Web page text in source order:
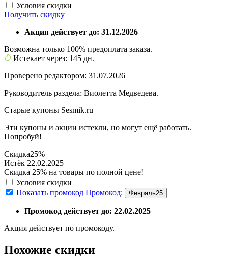
Условия скидки
Получить скидку
Акция действует до: 31.12.2026
Возможна только 100% предоплата заказа.
Истекает через: 145 дн.
Проверено редактором: 31.07.2026
Руководитель раздела: Виолетта Медведева.
Старые купоны Sesmik.ru
Эти купоны и акции истекли, но могут ещё работать.
Попробуй!
Скидка25%
Истёк 22.02.2025
Скидка 25% на товары по полной цене!
Условия скидки
Показать промокод Промокод: Февраль25
Промокод действует до: 22.02.2025
Акция действует по промокоду.
Похожие скидки